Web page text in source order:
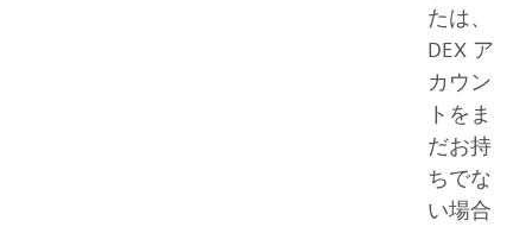
たは、
DEX ア
カウン
トをま
だお持
ちでな
い場合